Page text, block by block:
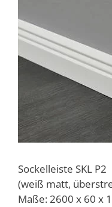
Sockelleiste SKL P2
(weiß matt,
Maße: 2600 x 60 x